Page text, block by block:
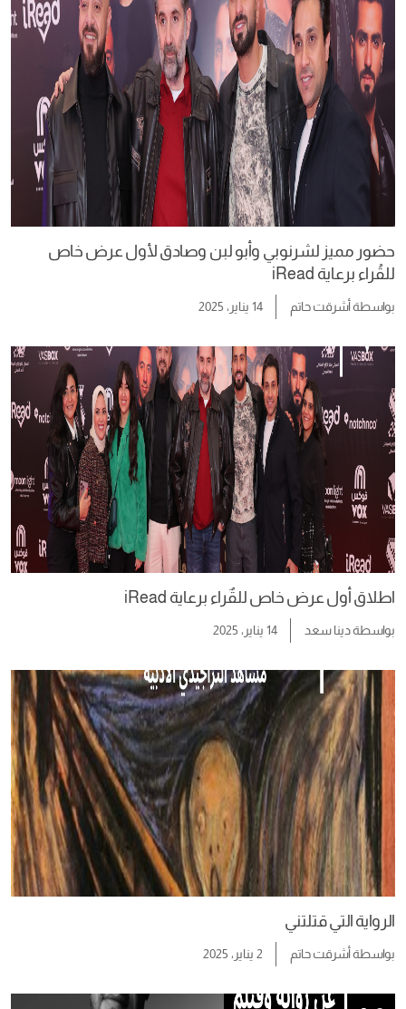
حضور مميز لشرنوبي وأبو لبن وصادق لأول عرض خاص
للقُراء برعاية iRead
بواسطةأشرقت حاتم 14 يناير، 2025
اطلاق أول عرض خاص للقٌراء برعاية iRead
بواسطةدينا سعد 14 يناير، 2025
الرواية التي قتلتني
بواسطةأشرقت حاتم 2 يناير، 2025